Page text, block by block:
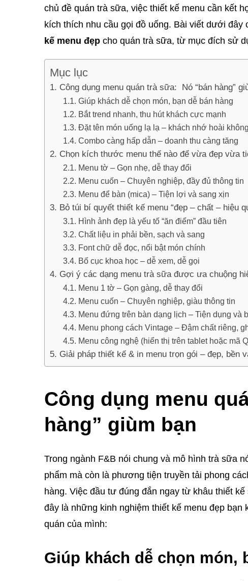
chủ đề quán trà sữa, việc thiết kế menu cần kết
kích thích nhu cầu gọi đồ uống. Bài viết dưới đây
kế menu đẹp cho quán trà sữa, từ mục đích sử
Mục lục
Công dụng menu quán trà sữa: Nó “bán hàng”
Giúp khách dễ chọn món, bạn dễ bán hàng
Bắt trend nhanh, thu hút khách cực mạnh
Đặt tên món uống lạ lạ – khách nhớ hoài
Combo càng hấp dẫn – doanh thu càng tăng
Chọn kích thước menu thế nào để vừa đẹp vừa
Menu tờ – Gọn nhẹ, dễ thay đổi
Menu cuốn – Chuyên nghiệp, đầy đủ thông tin
Menu để bàn (mica) – Tiện lợi và sang xịn
Bỏ túi bí quyết thiết kế menu “đẹp – chất – hiệu
Hình ảnh đẹp là yếu tố “ăn điểm” đầu tiên
Chất liệu in phải bền, sạch và sang
Font chữ dễ đọc, nổi bật món chính
Bố cục khoa học – dễ xem, dễ gọi
Gợi ý các dạng menu trà sữa được ưa chuộng
Menu 1 tờ – Gọn gàng, dễ thay đổi
Menu cuốn – Chuyên nghiệp, giàu thông tin
Menu đứng trên bàn dạng lịch – Tiện dụng và
Menu phong cách Vintage – Đậm chất riêng,
Menu công nghệ (hiển thị trên tablet hoặc mã
Giải pháp thiết kế & in menu trọn gói – đẹp, bền
Công dụng menu
hàng” giùm bạn
Trong ngành F&B nói chung và mô hình trà sữa
phẩm mà còn là phương tiện truyền tải phong
hàng. Việc đầu tư đúng đắn ngay từ khâu thiết
đây là những kinh nghiệm thiết kế menu đẹp bạn
quán của mình:
Giúp khách dễ chọn món,